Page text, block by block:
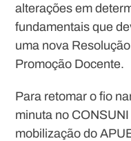
alterações em
fundamentais que
uma nova
Promoção Docente.
Para retomar o fio
minuta no
mobilização do